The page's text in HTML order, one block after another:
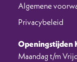
Algemene
Privacybeleid
Openingstijden
Maandag t/m